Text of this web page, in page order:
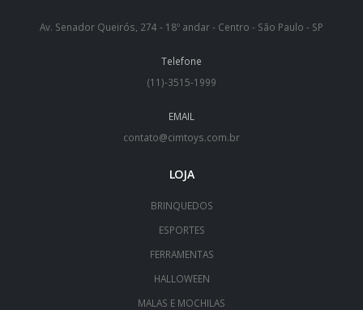
Av. Senador Queirós, 274 - 18º andar - Centro - São Paulo - SP
Telefone
(11)-3515-1999
EMAIL
contato@cimtoys.com.br
LOJA
BRINQUEDOS
ESPORTES
FERRAMENTAS
HALLOWEEN
MALAS E MOCHILAS